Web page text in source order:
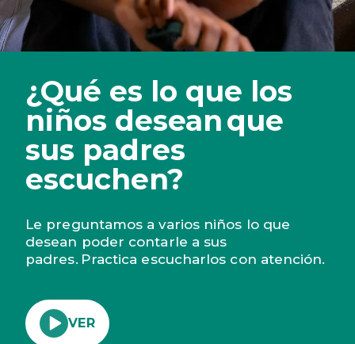
¿Qué es lo que los
niños desean que
sus padres
escuchen?
Le preguntamos a varios niños lo que
desean poder contarle a sus
padres. Practica escucharlos con atención.
VER